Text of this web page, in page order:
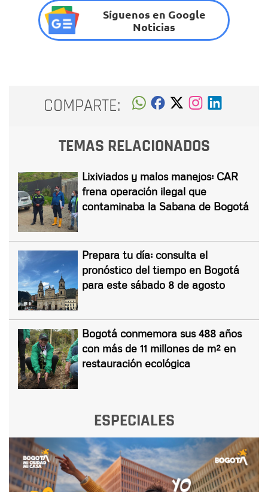
Síguenos en Google
Noticias
COMPARTE:
TEMAS RELACIONADOS
Lixiviados y malos manejos: CAR
frena operación ilegal que
contaminaba la Sabana de Bogotá
Prepara tu día: consulta el
pronóstico del tiempo en Bogotá
para este sábado 8 de agosto
Bogotá conmemora sus 488 años
con más de 11 millones de m² en
restauración ecológica
ESPECIALES